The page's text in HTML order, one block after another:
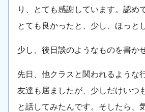
り、とても感謝しています。認め
とても良かったと、少し、ほっと
少し、後日談のようなものを書か
先日、他クラスと関われるような
友達も居ましたが、少しだけいつ
と話してみたんです。そしたら、